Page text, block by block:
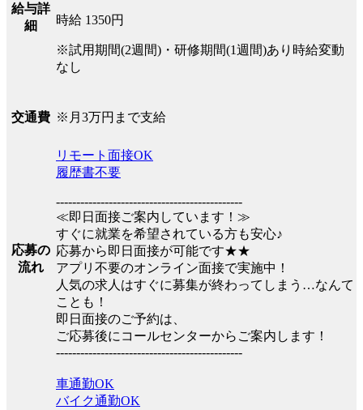
給与詳
細
時給 1350円
※試用期間(2週間)・研修期間(1週間)あり時給変動
なし
交通費 ※月3万円まで支給
応募の
流れ
リモート面接OK
履歴書不要
----------------------------------------------
≪即日面接ご案内しています！≫
すぐに就業を希望されている方も安心♪
応募から即日面接が可能です★★
アプリ不要のオンライン面接で実施中！
人気の求人はすぐに募集が終わってしまう…なんて
ことも！
即日面接のご予約は、
ご応募後にコールセンターからご案内します！
----------------------------------------------
車通勤OK
バイク通勤OK